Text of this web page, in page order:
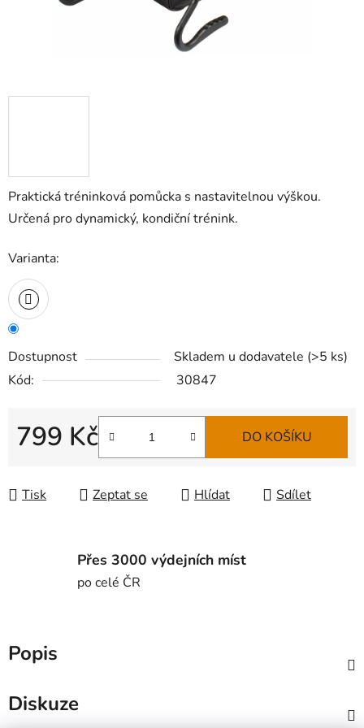
Praktická tréninková pomůcka s nastavitelnou výškou.
Určená pro dynamický, kondiční trénink.
Varianta:
Dostupnost Skladem u dodavatele (>5 ks)
Kód:
30847
799 Kč DO KOŠÍKU
Tisk Zeptat se Hlídat Sdílet
Přes 3000 výdejních míst
po celé ČR
Popis
Diskuze